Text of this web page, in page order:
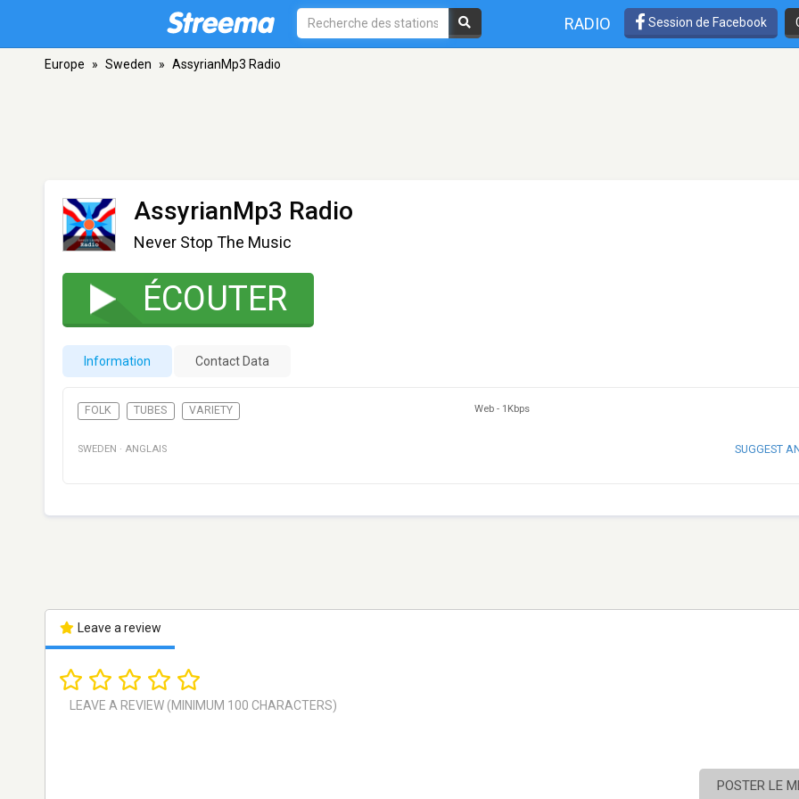
RADIO Session de Facebook
Europe » Sweden » AssyrianMp3 Radio
AssyrianMp3 Radio
Never Stop The Music
ÉCOUTER
Information Contact Data
FOLK TUBES VARIETY Web - 1Kbps
SWEDEN · ANGLAIS SUGGEST
Leave a review
POSTER LE